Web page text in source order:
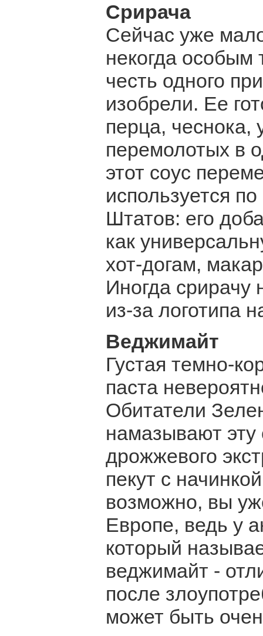
Срирача
Сейчас уже
некогда особым
честь одного
изобрели. Ее
перца, чеснока,
перемолотых в
этот соус
используется
Штатов: его
как
хот-догам,
Иногда
из-за логотипа
Веджимайт
Густая темно-
паста
Обитатели
намазывают эту
дрожжевого
пекут с
возможно, вы
Европе, ведь у
который
веджимайт -
после
может быть